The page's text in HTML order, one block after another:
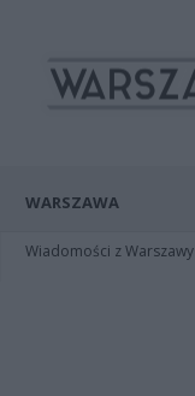
WARSZAWA
Wiadomości z Warszawy